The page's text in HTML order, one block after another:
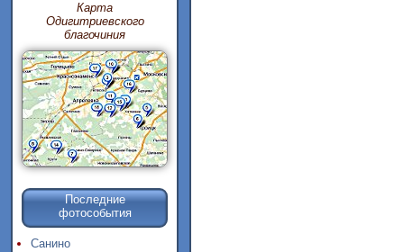
Карта
Одигитриевского
благочиния
Последние
фотособытия
Санино